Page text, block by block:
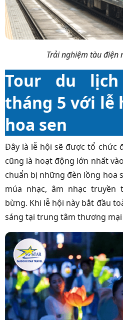
Trải nghiệm tàu điện
Tour du
tháng 5 với lễ
hoa sen
Đây là lễ hội sẽ được tổ chức
cũng là hoạt động lớn nhất
chuẩn bị những đèn lồng hoa
múa nhạc, âm nhạc
bừng. Khi lễ hội này bắt đầu
sáng tại trung tâm thương mại